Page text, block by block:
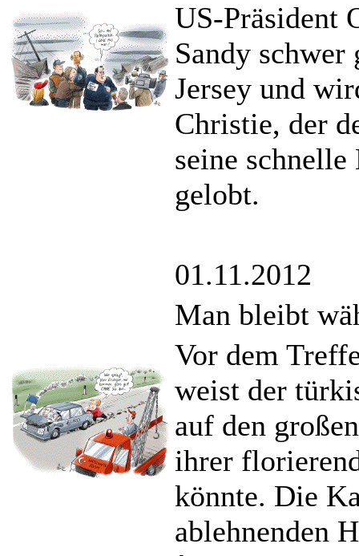
US-Präsident
Sandy schwer
Jersey und
Christie, der
seine
gelobt.
01.11.2012
Man bleibt
Vor dem
weist der
auf den
ihrer
könnte. Die
ablehnenden